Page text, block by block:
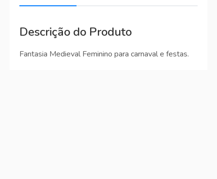
Descrição do Produto
Fantasia Medieval Feminino para carnaval e festas.